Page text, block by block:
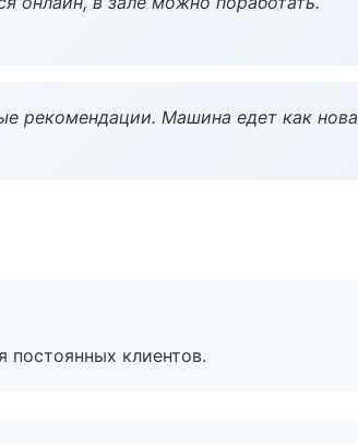
рекомендации. Машина едет как
постоянных клиентов.